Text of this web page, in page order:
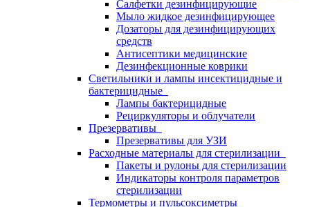
Салфетки дезинфицирующие
Мыло жидкое дезинфицирующее
Дозаторы для дезинфицирующих
средств
Антисептики медицинские
Дезинфекционные коврики
Светильники и лампы инсектицидные и
бактерицидные
Лампы бактерицидные
Рециркуляторы и облучатели
Презервативы
Презервативы для УЗИ
Расходные материалы для стерилизации
Пакеты и рулоны для стерилизации
Индикаторы контроля параметров
стерилизации
Термометры и пульсоксиметры